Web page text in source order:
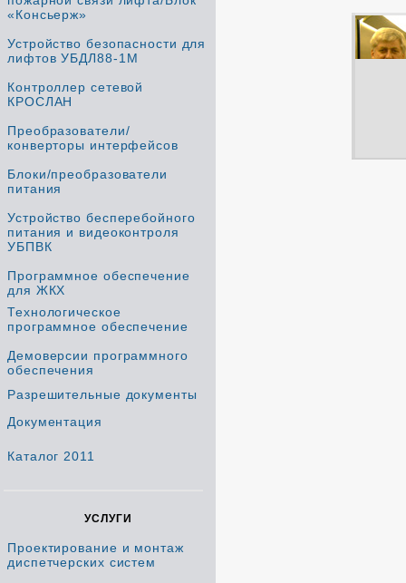
«Консьерж»
Устройство безопасности для
лифтов УБДЛ88-1М
Контроллер сетевой
КРОСЛАН
Преобразователи/
конверторы интерфейсов
Блоки/преобразователи
питания
Устройство бесперебойного
питания и видеоконтроля
УБПВК
Программное обеспечение
для ЖКХ
Технологическое
программное обеспечение
Демоверсии программного
обеспечения
Разрешительные документы
Документация
Каталог 2011
УСЛУГИ
Проектирование и монтаж
диспетчерских систем